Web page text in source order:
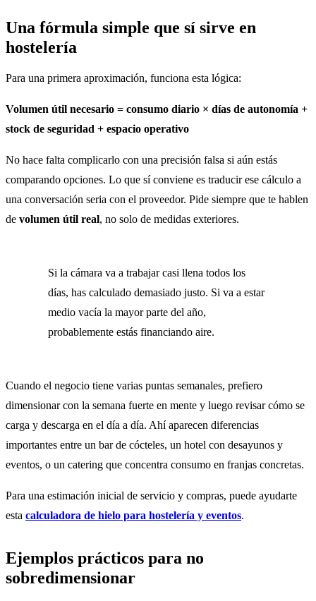
Una fórmula simple que sí sirve en
hostelería
Para una primera aproximación, funciona esta lógica:
Volumen útil necesario = consumo diario × días de autonomía +
stock de seguridad + espacio operativo
No hace falta complicarlo con una precisión falsa si aún estás
comparando opciones. Lo que sí conviene es traducir ese cálculo a
una conversación seria con el proveedor. Pide siempre que te hablen
de volumen útil real, no solo de medidas exteriores.
Si la cámara va a trabajar casi llena todos los
días, has calculado demasiado justo. Si va a estar
medio vacía la mayor parte del año,
probablemente estás financiando aire.
Cuando el negocio tiene varias puntas semanales, prefiero
dimensionar con la semana fuerte en mente y luego revisar cómo se
carga y descarga en el día a día. Ahí aparecen diferencias
importantes entre un bar de cócteles, un hotel con desayunos y
eventos, o un catering que concentra consumo en franjas concretas.
Para una estimación inicial de servicio y compras, puede ayudarte
esta calculadora de hielo para hostelería y eventos.
Ejemplos prácticos para no
sobredimensionar